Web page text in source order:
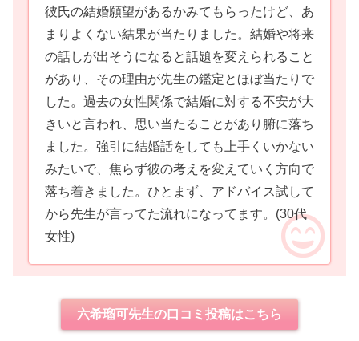
彼氏の結婚願望があるかみてもらったけど、あ
まりよくない結果が当たりました。結婚や将来
の話しが出そうになると話題を変えられること
があり、その理由が先生の鑑定とほぼ当たりで
した。過去の女性関係で結婚に対する不安が大
きいと言われ、思い当たることがあり腑に落ち
ました。強引に結婚話をしても上手くいかない
みたいで、焦らず彼の考えを変えていく方向で
落ち着きました。ひとまず、アドバイス試して
から先生が言ってた流れになってます。 (30代
女性)
六希瑠可先生の口コミ投稿はこちら